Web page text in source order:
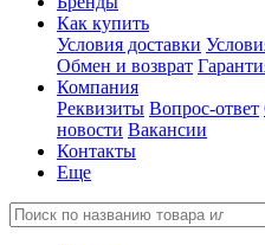
Как купить
Условия доставки
Обмен и возврат
Компания
Реквизиты Вопрос-ответ
новости Вакансии
Контакты
Еще